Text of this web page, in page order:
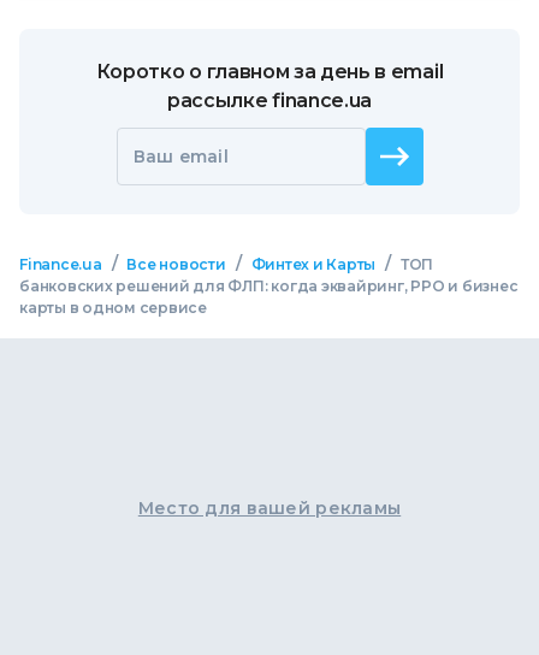
Коротко о главном за день в email
рассылке finance.ua
Ваш email
Finance.ua / Все новости / Финтех и Карты / ТОП
банковских решений для ФЛП: когда эквайринг, РРО и бизнес
карты в одном сервисе
Место для вашей рекламы